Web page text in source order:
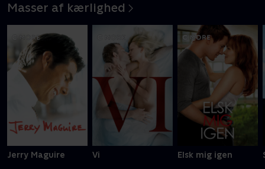
Masser af kærlighed
Jerry Maguire Vi Elsk mig igen